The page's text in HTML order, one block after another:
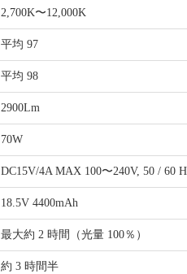
2,700K〜12,000K
平均 97
平均 98
2900Lm
70W
DC15V/4A MAX 100〜240V, 50 / 60
18.5V 4400mAh
最大約 2 時間（光量 100％）
約 3 時間半